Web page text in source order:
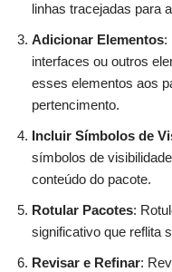
linhas tracejadas para
Adicionar Elementos:
interfaces ou outros
esses elementos aos
pertencimento.
Incluir Símbolos de
símbolos de
conteúdo do pacote.
Rotular Pacotes:
significativo que reflita
Revisar e Refinar: